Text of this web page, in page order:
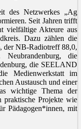
des Netzwerkes „Ag
Seit Jahren trifft
vielfältige Akteure aus
Dazu zählen die
der NB-Radiotreff 88,0,
die
die SEELAND
Medienwerkstatt im
Austausch und einer
wichtige Thema der
praktische Projekte wie
Pädagogen*innen, mit